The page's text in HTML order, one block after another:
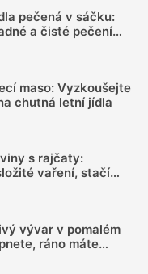
pečená v sáčku:
a čisté pečení
maso: Vyzkoušejte
chutná letní jídla
s rajčaty:
vaření, stačí
vývar v pomalém
ráno máte